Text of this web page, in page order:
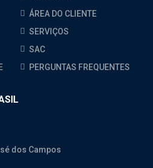
ÁREA DO CLIENTE
SERVIÇOS
SAC
PERGUNTAS FREQUENTES
dos Campos